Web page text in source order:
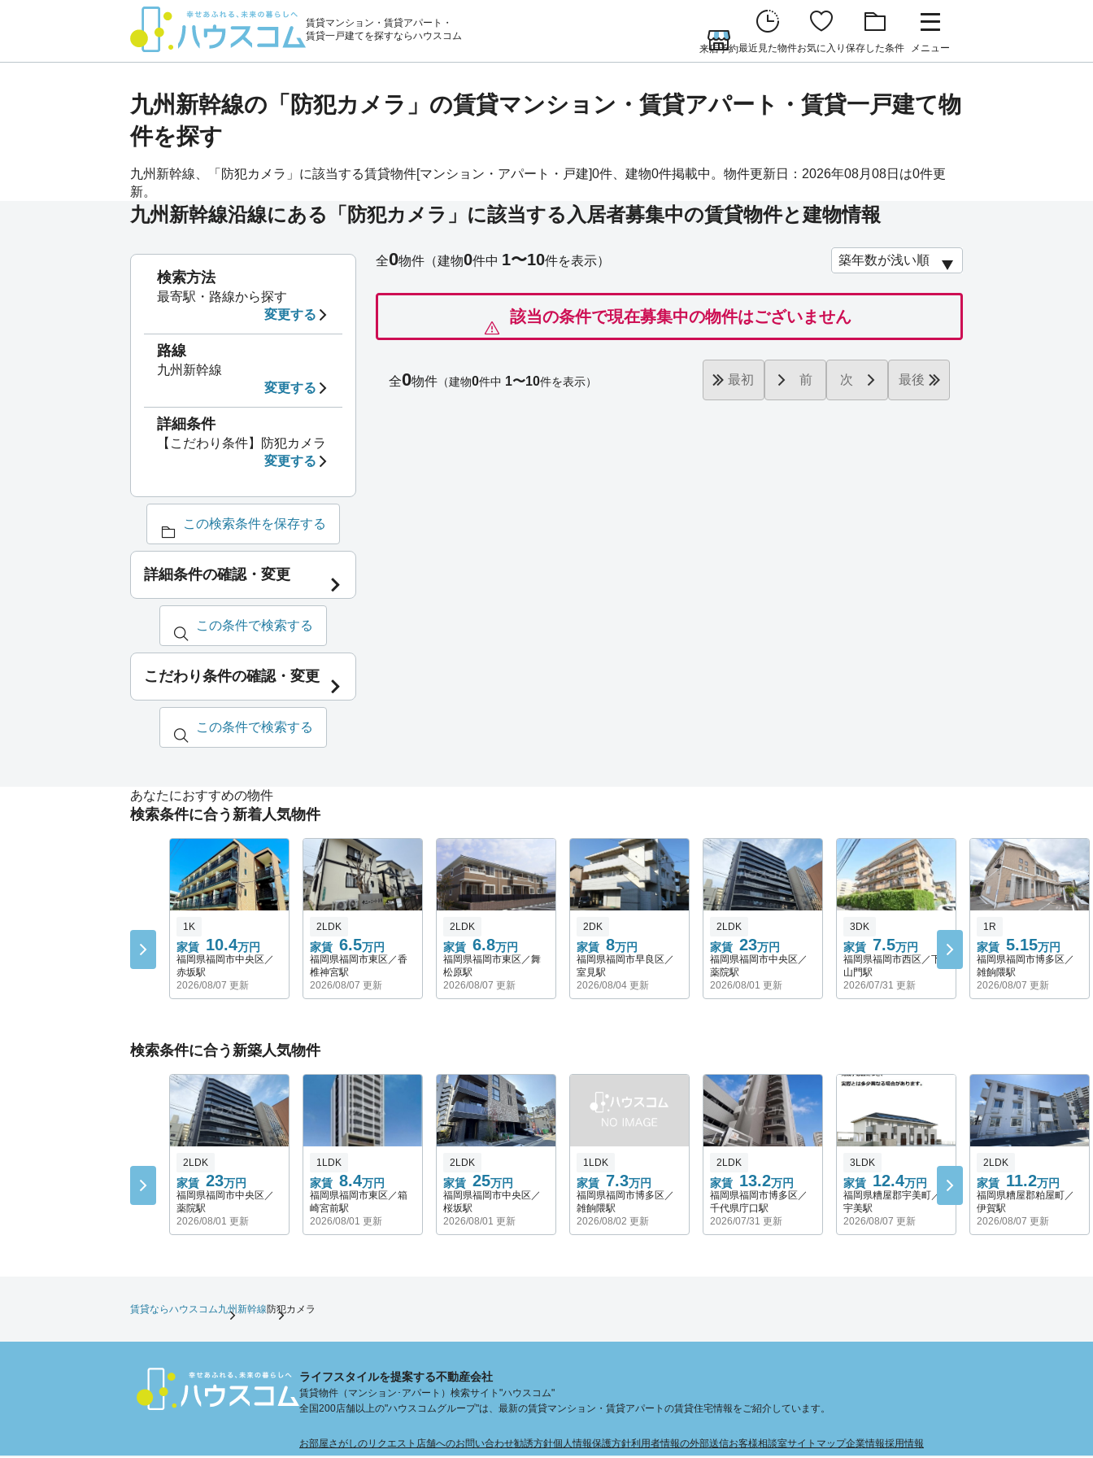
賃貸マンション・賃貸アパート・
賃貸一戸建てを探すならハウスコム
来店予約最近見た物件お気に入り 保存した条件 メニュー
九州新幹線の「防犯カメラ」の賃貸マンション・賃貸アパート・賃貸一戸建て物
件を探す
九州新幹線、「防犯カメラ」に該当する賃貸物件[マンション・アパート・戸建]0件、建物0件掲載中。物件更新日：2026年08月08日は0件更
新。
九州新幹線沿線にある「防犯カメラ」に該当する入居者募集中の賃貸物件と建物情報
該当の条件で現在募集中の物件はございません
全0物件 （建物0件中 1〜10件を表示）
検索方法
最寄駅・路線から探す
変更する
路線
九州新幹線
変更する
詳細条件
【こだわり条件】防犯カメラ
変更する
この検索条件を保存する
詳細条件の確認・変更
この条件で検索する
こだわり条件の確認・変更
この条件で検索する
全0物件 （建物0件中 1〜10件を表示） 最初 前 次 最後
あなたにおすすめの物件
検索条件に合う新着人気物件
1K
家賃 10.4万円
福岡県福岡市中央区／
赤坂駅
2026/08/07 更新
2LDK
家賃 6.5万円
福岡県福岡市東区／香
椎神宮駅
2026/08/07 更新
2LDK
家賃 6.8万円
福岡県福岡市東区／舞
松原駅
2026/08/07 更新
2DK
家賃 8万円
福岡県福岡市早良区／
室見駅
2026/08/04 更新
2LDK
家賃 23万円
福岡県福岡市中央区／
薬院駅
2026/08/01 更新
3DK
家賃 7.5万円
福岡県福岡市西区／下
山門駅
2026/07/31 更新
1R
家賃 5.15万円
福岡県福岡市博多区／
雑餉隈駅
2026/08/07 更新
検索条件に合う新築人気物件
2LDK
家賃 23万円
福岡県福岡市中央区／
薬院駅
2026/08/01 更新
1LDK
家賃 8.4万円
福岡県福岡市東区／箱
崎宮前駅
2026/08/01 更新
2LDK
家賃 25万円
福岡県福岡市中央区／
桜坂駅
2026/08/01 更新
1LDK
家賃 7.3万円
福岡県福岡市博多区／
雑餉隈駅
2026/08/02 更新
2LDK
家賃 13.2万円
福岡県福岡市博多区／
千代県庁口駅
2026/07/31 更新
3LDK
家賃 12.4万円
福岡県糟屋郡宇美町／
宇美駅
2026/08/07 更新
2LDK
家賃 11.2万円
福岡県糟屋郡粕屋町／
伊賀駅
2026/08/07 更新
賃貸ならハウスコム九州新幹線防犯カメラ
ライフスタイルを提案する不動産会社
賃貸物件（マンション･アパート）検索サイト"ハウスコム"
全国200店舗以上の"ハウスコムグループ"は、最新の賃貸マンション・賃貸アパートの賃貸住宅情報をご紹介しています。
お部屋さがしのリクエスト 店舗へのお問い合わせ勧誘方針個人情報保護方針利用者情報の外部送信お客様相談室サイトマップ企業情報採用情報